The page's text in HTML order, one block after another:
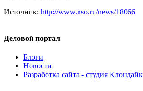
Источник: http://www.nso.ru/news/18066
Деловой портал
Блоги
Новости
Разработка сайта - студия Клондайк